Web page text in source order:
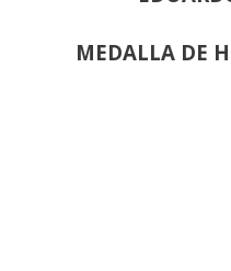
MEDALLA DE